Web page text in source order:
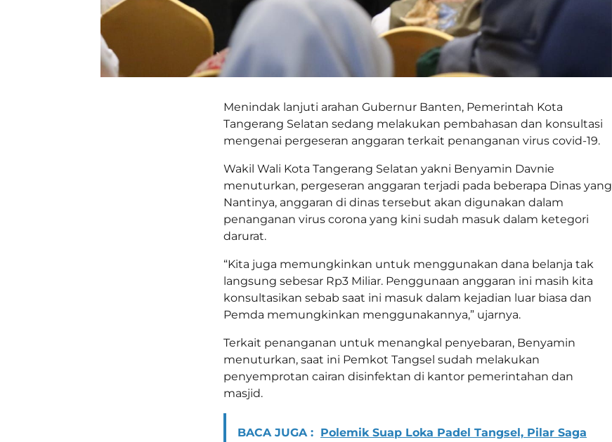
Menindak lanjuti arahan Gubernur Banten, Pemerintah Kota
Tangerang Selatan sedang melakukan pembahasan dan konsultasi
mengenai pergeseran anggaran terkait penanganan virus covid-19.
Wakil Wali Kota Tangerang Selatan yakni Benyamin Davnie
menuturkan, pergeseran anggaran terjadi pada beberapa Dinas yang
Nantinya, anggaran di dinas tersebut akan digunakan dalam
penanganan virus corona yang kini sudah masuk dalam ketegori
darurat.
“Kita juga memungkinkan untuk menggunakan dana belanja tak
langsung sebesar Rp3 Miliar. Penggunaan anggaran ini masih kita
konsultasikan sebab saat ini masuk dalam kejadian luar biasa dan
Pemda memungkinkan menggunakannya,” ujarnya.
Terkait penanganan untuk menangkal penyebaran, Benyamin
menuturkan, saat ini Pemkot Tangsel sudah melakukan
penyemprotan cairan disinfektan di kantor pemerintahan dan
masjid.
BACA JUGA : Polemik Suap Loka Padel Tangsel, Pilar Saga